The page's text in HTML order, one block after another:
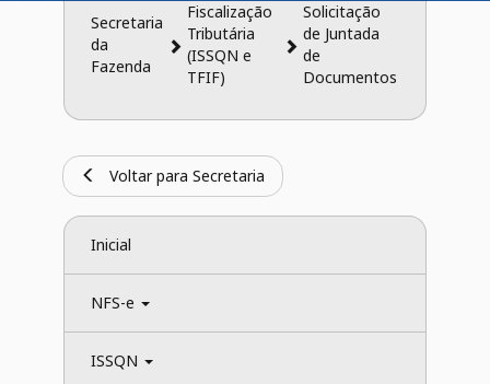
Secretaria
da
Fazenda
Fiscalização
Tributária
(ISSQN e
TFIF)
Solicitação
de Juntada
de
Documentos
Voltar para Secretaria
Inicial
NFS-e
ISSQN